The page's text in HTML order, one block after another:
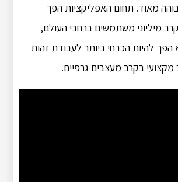
מאוד. תחום האפליקציות הפך
מיליוני משתמשים ברחבי העולם,
להיות הכרחי ביותר לעבודת זהות
מקצועי בקרב מעצבים גרפיים.